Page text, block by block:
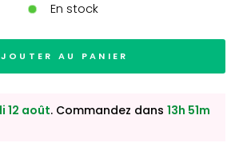
En stock
AU PANIER
12 août. Commandez dans 13h 51m